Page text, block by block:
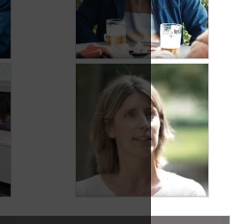
Jean, 58 jaar,
geniet van het leven,
ondanks het feit dat
hij met urineverlies
kampt